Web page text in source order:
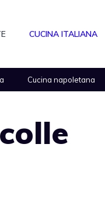
CUCINA ITALIANA
Cucina napoletana